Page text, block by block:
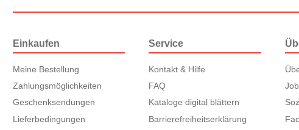
Einkaufen
Meine Bestellung
Zahlungsmöglichkeiten
Geschenksendungen
Lieferbedingungen
Service
Kontakt & Hilfe
FAQ
Kataloge digital blättern
Barrierefreiheitserklärung